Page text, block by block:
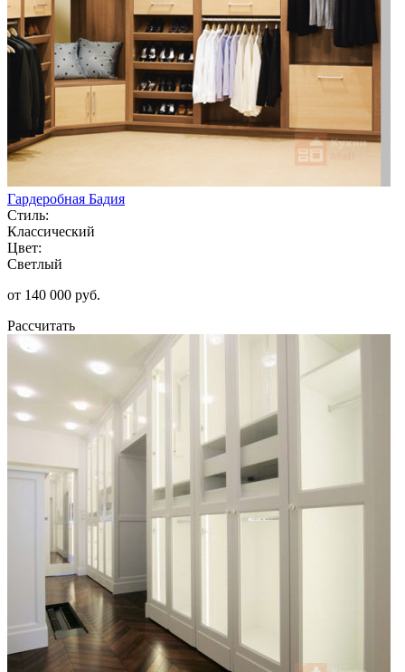
Гардеробная Бадия
Стиль:
Классический
Цвет:
Светлый
от 140 000 руб.
Рассчитать